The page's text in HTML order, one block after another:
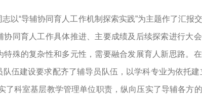
以“导辅协同育人工作机制探索实践”为主题作了汇报
协同育人工作具体推进、主要成绩及后续探索进行大
特殊的复杂性和多元性，需要融合发展育人新思路。
伍建设要求配齐了辅导员队伍，以学科专业为依托建
了科室基层教学管理单位职责，纵向压实了导辅各方